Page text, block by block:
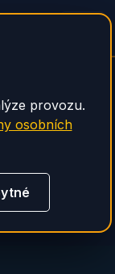
provozu.
osobních